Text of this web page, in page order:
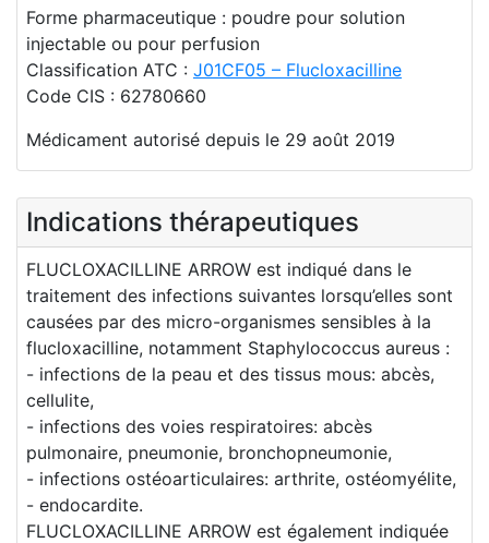
Forme pharmaceutique : poudre pour solution
injectable ou pour perfusion
Classification ATC : J01CF05 – Flucloxacilline
Code CIS : 62780660
Médicament autorisé depuis le 29 août 2019
Indications thérapeutiques
FLUCLOXACILLINE ARROW est indiqué dans le
traitement des infections suivantes lorsqu’elles sont
causées par des micro-organismes sensibles à la
flucloxacilline, notamment Staphylococcus aureus :
- infections de la peau et des tissus mous: abcès,
cellulite,
- infections des voies respiratoires: abcès
pulmonaire, pneumonie, bronchopneumonie,
- infections ostéoarticulaires: arthrite, ostéomyélite,
- endocardite.
FLUCLOXACILLINE ARROW est également indiquée